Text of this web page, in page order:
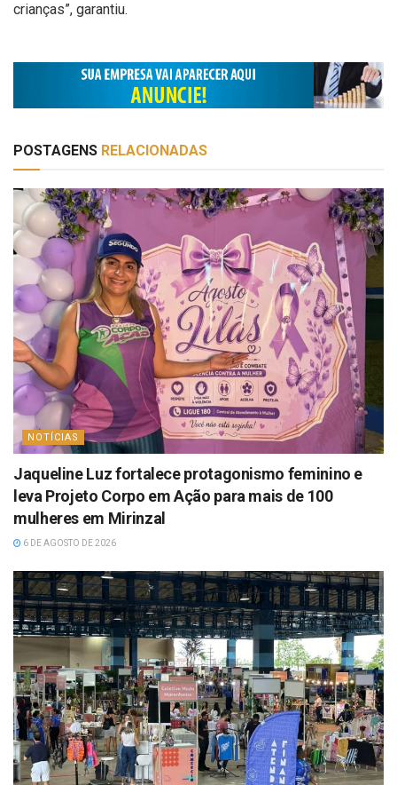
crianças”, garantiu.
POSTAGENS RELACIONADAS
NOTÍCIAS
Jaqueline Luz fortalece protagonismo feminino e
leva Projeto Corpo em Ação para mais de 100
mulheres em Mirinzal
6 DE AGOSTO DE 2026